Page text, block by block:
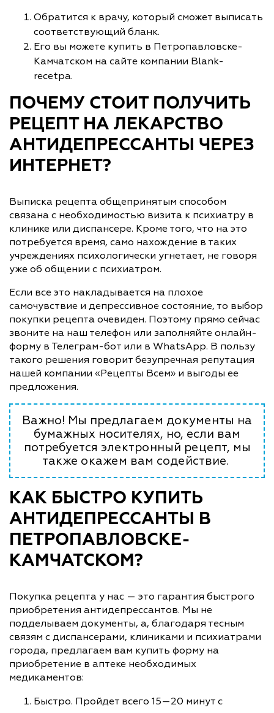
Обратится к врачу, который сможет выписать
соответствующий бланк.
Его вы можете купить в Петропавловске-
Камчатском на сайте компании Blank-
recetpa.
ПОЧЕМУ СТОИТ ПОЛУЧИТЬ
РЕЦЕПТ НА ЛЕКАРСТВО
АНТИДЕПРЕССАНТЫ ЧЕРЕЗ
ИНТЕРНЕТ?
Выписка рецепта общепринятым способом
связана с необходимостью визита к психиатру в
клинике или диспансере. Кроме того, что на это
потребуется время, само нахождение в таких
учреждениях психологически угнетает, не говоря
уже об общении с психиатром.
Если все это накладывается на плохое
самочувствие и депрессивное состояние, то выбор
покупки рецепта очевиден. Поэтому прямо сейчас
звоните на наш телефон или заполняйте онлайн-
форму в Телеграм-бот или в WhatsApp. В пользу
такого решения говорит безупречная репутация
нашей компании «Рецепты Всем» и выгоды ее
предложения.
Важно! Мы предлагаем документы на
бумажных носителях, но, если вам
потребуется электронный рецепт, мы
также окажем вам содействие.
КАК БЫСТРО КУПИТЬ
АНТИДЕПРЕССАНТЫ В
ПЕТРОПАВЛОВСКЕ-
КАМЧАТСКОМ?
Покупка рецепта у нас — это гарантия быстрого
приобретения антидепрессантов. Мы не
подделываем документы, а, благодаря тесным
связям с диспансерами, клиниками и психиатрами
города, предлагаем вам купить форму на
приобретение в аптеке необходимых
медикаментов:
Быстро. Пройдет всего 15—20 минут с